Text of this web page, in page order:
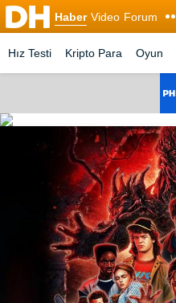
Haber Video Forum
Hız Testi Kripto Para Oyun